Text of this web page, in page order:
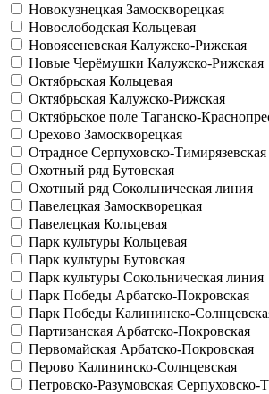
Новокузнецкая Замоскворецкая
Новослободская Кольцевая
Новоясеневская Калужско-Рижская
Новые Черёмушки Калужско-Рижская
Октябрьская Кольцевая
Октябрьская Калужско-Рижская
Октябрьское поле Таганско-
Орехово Замоскворецкая
Отрадное Серпуховско-Тимирязевская
Охотный ряд Бутовская
Охотный ряд Сокольническая линия
Павелецкая Замоскворецкая
Павелецкая Кольцевая
Парк культуры Кольцевая
Парк культуры Бутовская
Парк культуры Сокольническая линия
Парк Победы Арбатско-Покровская
Парк Победы Калининско-
Партизанская Арбатско-Покровская
Первомайская Арбатско-Покровская
Перово Калининско-Солнцевская
Петровско-Разумовская Серпуховско-